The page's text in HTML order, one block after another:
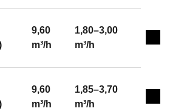
9,60
m³/h
1,80–3,00
m³/h
9,60
m³/h
1,85–3,70
m³/h